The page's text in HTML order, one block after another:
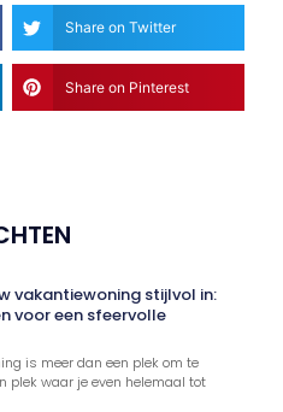
Share on Twitter
Share on Pinterest
vakantiewoning stijlvol in:
voor een sfeervolle
is meer dan een plek om te
plek waar je even helemaal tot